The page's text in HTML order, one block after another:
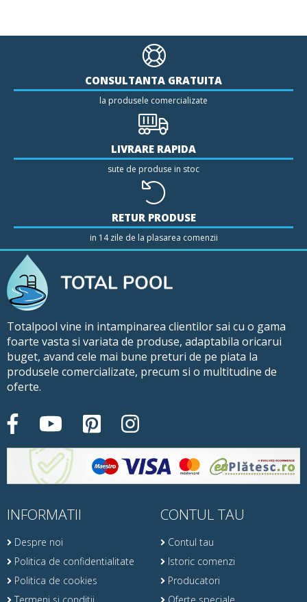
CONSULTANTA GRATUITA
la produsele comercializate
LIVRARE RAPIDA
sute de produse in stoc
RETUR PRODUSE
in 14 zile de la plasarea comenzii
Totalpool vine in intampinarea clientilor sai cu o gama
foarte vasta si variata de produse, adaptabila oricarui
buget, avand cele mai bune preturi de pe piata la
produsele comercializate, precum si o multitudine de
oferte.
INFORMATII
Despre noi
Politica de confidentialitate
Politica de cookies
CONTUL TAU
Contul tau
Istoric comenzi
Producatori